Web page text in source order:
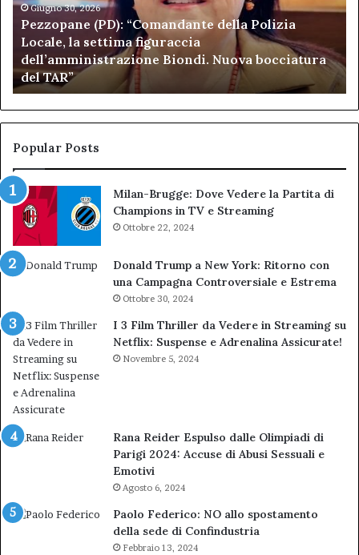
Locale,
settima
figuraccia
dell’amministrazione
Biondi.
Nuova
bocciatura
del
Giugno 30, 2026
Pezzopane (PD): “Comandante della Polizia
Locale, la settima figuraccia
dell’amministrazione Biondi. Nuova bocciatura
del TAR”
ai
Popular Posts
Milan-Brugge: Dove Vedere la Partita di
Champions in TV e Streaming
Ottobre 22, 2024
Donald Trump a New York: Ritorno con
una Campagna Controversiale e Estrema
Ottobre 30, 2024
I 3 Film Thriller da Vedere in Streaming su
Netflix: Suspense e Adrenalina Assicurate!
Novembre 5, 2024
Rana Reider Espulso dalle Olimpiadi di
Parigi 2024: Accuse di Abusi Sessuali e
Emotivi
Agosto 6, 2024
Paolo Federico: NO allo spostamento
della sede di Confindustria
Febbraio 13, 2024